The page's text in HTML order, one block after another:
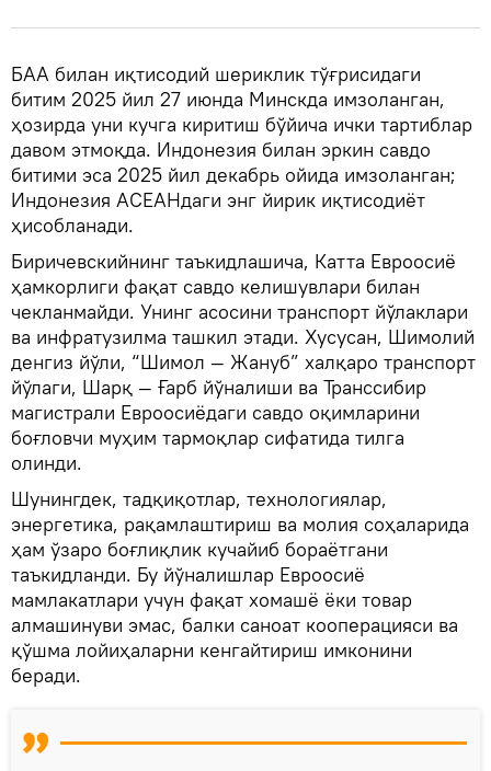
БАА билан иқтисодий шериклик тўғрисидаги
битим 2025 йил 27 июнда Минскда имзоланган,
ҳозирда уни кучга киритиш бўйича ички тартиблар
давом этмоқда. Индонезия билан эркин савдо
битими эса 2025 йил декабрь ойида имзоланган;
Индонезия АСЕАНдаги энг йирик иқтисодиёт
ҳисобланади.
Биричевскийнинг таъкидлашича, Катта Евроосиё
ҳамкорлиги фақат савдо келишувлари билан
чекланмайди. Унинг асосини транспорт йўлаклари
ва инфратузилма ташкил этади. Хусусан, Шимолий
денгиз йўли, “Шимол — Жануб” халқаро транспорт
йўлаги, Шарқ — Ғарб йўналиши ва Транссибир
магистрали Евроосиёдаги савдо оқимларини
боғловчи муҳим тармоқлар сифатида тилга
олинди.
Шунингдек, тадқиқотлар, технологиялар,
энергетика, рақамлаштириш ва молия соҳаларида
ҳам ўзаро боғлиқлик кучайиб бораётгани
таъкидланди. Бу йўналишлар Евроосиё
мамлакатлари учун фақат хомашё ёки товар
алмашинуви эмас, балки саноат кооперацияси ва
қўшма лойиҳаларни кенгайтириш имконини
беради.